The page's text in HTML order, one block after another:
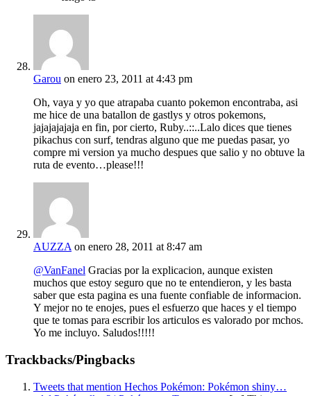
Garou on enero 23, 2011 at 4:43 pm
Oh, vaya y yo que atrapaba cuanto pokemon encontraba, asi
me hice de una batallon de gastlys y otros pokemons,
jajajajajaja en fin, por cierto, Ruby..::..Lalo dices que tienes
pikachus con surf, tendras alguno que me puedas pasar, yo
compre mi version ya mucho despues que salio y no obtuve la
ruta de evento…please!!!
AUZZA on enero 28, 2011 at 8:47 am
@VanFanel Gracias por la explicacion, aunque existen
muchos que estoy seguro que no te entendieron, y les basta
saber que esta pagina es una fuente confiable de informacion.
Y mejor no te enojes, pues el esfuerzo que haces y el tiempo
que te tomas para escribir los articulos es valorado por mchos.
Yo me incluyo. Saludos!!!!!
Trackbacks/Pingbacks
Tweets that mention Hechos Pokémon: Pokémon shiny…